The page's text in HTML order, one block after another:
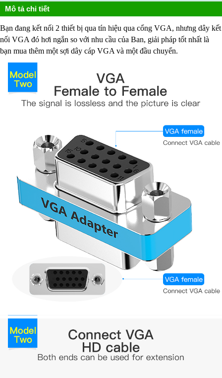
Mô tả chi tiết
Bạn đang kết nối 2 thiết bị qua tín hiệu qua cổng VGA, nhưng dây kết
nối VGA đó hơi ngắn so với nhu cầu của Ban, giải pháp tốt nhất là
bạn mua thêm một sợi dây cáp VGA và một đầu chuyển.